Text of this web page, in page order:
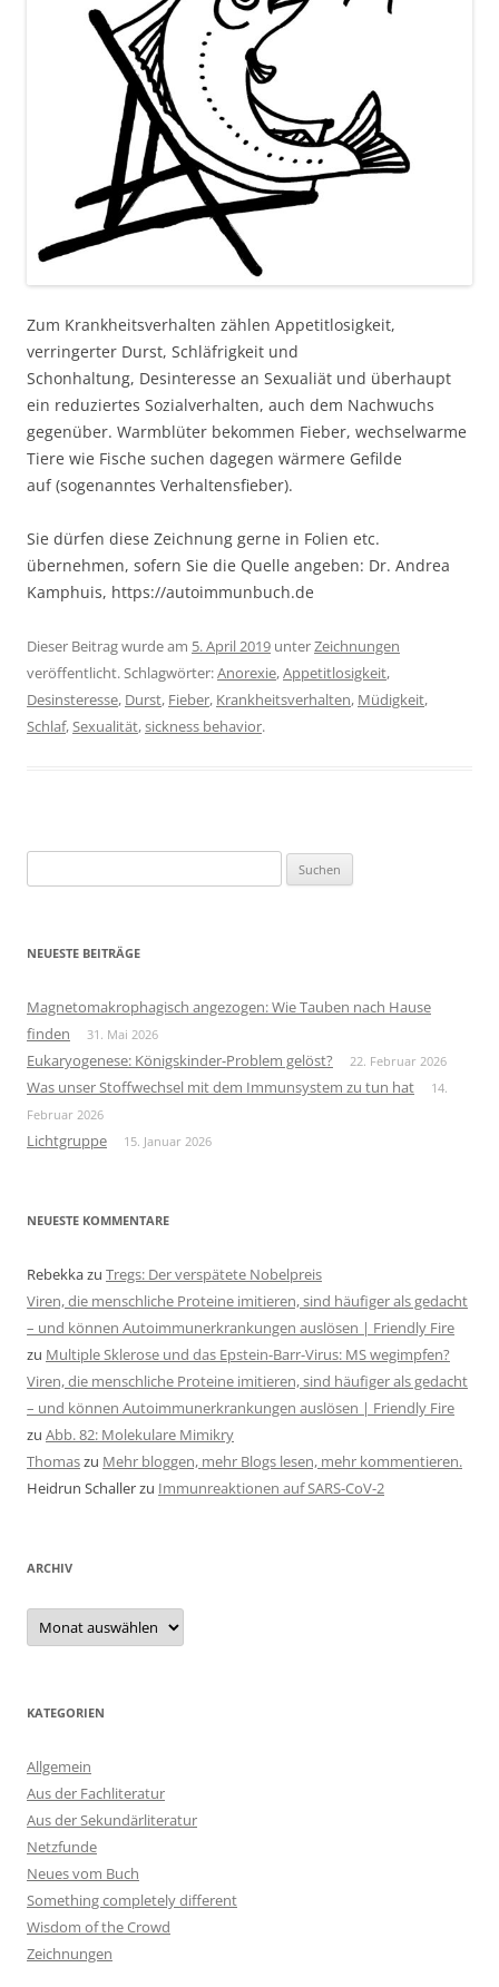
Zum Krankheitsverhalten zählen Appetitlosigkeit,
verringerter Durst, Schläfrigkeit und
Schonhaltung, Desinteresse an Sexualiät und überhaupt
ein reduziertes Sozialverhalten, auch dem Nachwuchs
gegenüber. Warmblüter bekommen Fieber, wechselwarme
Tiere wie Fische suchen dagegen wärmere Gefilde
auf (sogenanntes Verhaltensfieber).
Sie dürfen diese Zeichnung gerne in Folien etc.
übernehmen, sofern Sie die Quelle angeben: Dr. Andrea
Kamphuis, https://autoimmunbuch.de
Dieser Beitrag wurde am 5. April 2019 unterZeichnungen
veröffentlicht. Schlagwörter:Anorexie,Appetitlosigkeit,
Desinsteresse, Durst, Fieber, Krankheitsverhalten, Müdigkeit,
Schlaf,Sexualität,sickness behavior.
nach:
NEUESTE BEITRÄGE
Magnetomakrophagisch angezogen: Wie Tauben nach Hause
finden
31. Mai 2026
Eukaryogenese: Königskinder-Problem gelöst? 22. Februar 2026
Was unser Stoffwechsel mit dem Immunsystem zu tun hat
14.
Februar 2026
Lichtgruppe 15. Januar 2026
NEUESTE KOMMENTARE
Rebekkazu Tregs: Der verspätete Nobelpreis
Viren, die menschliche Proteine imitieren, sind häufiger als gedacht
– und können Autoimmunerkrankungen auslösen | Friendly Fire
zu Multiple Sklerose und das Epstein-Barr-Virus: MS wegimpfen?
Viren, die menschliche Proteine imitieren, sind häufiger als gedacht
– und können Autoimmunerkrankungen auslösen | Friendly Fire
zu Abb. 82: Molekulare Mimikry
Thomaszu Mehr bloggen, mehr Blogs lesen, mehr kommentieren.
Heidrun Schallerzu Immunreaktionen auf SARS-CoV-2
ARCHIV
Archiv
KATEGORIEN
Allgemein
Aus der Fachliteratur
Aus der Sekundärliteratur
Netzfunde
Neues vom Buch
Something completely different
Wisdom of the Crowd
Zeichnungen